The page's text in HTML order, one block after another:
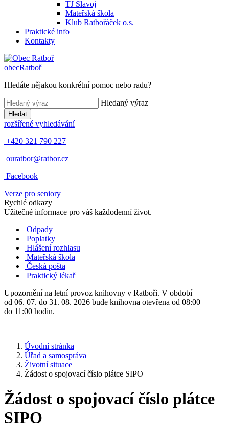
TJ Slavoj
Mateřská škola
Klub Ratbořáček o.s.
Praktické info
Kontakty
obecRatboř
Hledáte nějakou konkrétní pomoc nebo radu?
Hledaný výraz
Hledat
rozšířené vyhledávání
+420 321 790 227
ouratbor@ratbor.cz
Facebook
Verze pro seniory
Rychlé odkazy
Užitečné informace pro váš každodenní život.
Odpady
Poplatky
Hlášení rozhlasu
Mateřská škola
Česká pošta
Praktický lékař
Upozornění na letní provoz knihovny v Ratboři. V období
od 06. 07. do 31. 08. 2026 bude knihovna otevřena od 08:00
do 11:00 hodin.
Úvodní stránka
Úřad a samospráva
Životní situace
Žádost o spojovací číslo plátce SIPO
Žádost o spojovací číslo plátce
SIPO